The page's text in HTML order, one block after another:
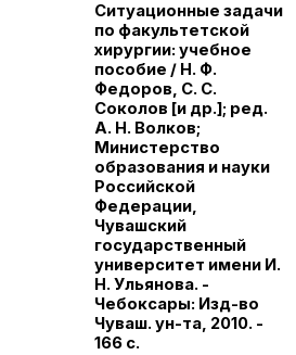
Ситуационные задачи
по факультетской
хирургии: учебное
пособие / Н. Ф.
Федоров, С. С.
Соколов [и др.]; ред.
А. Н. Волков;
Министерство
образования и науки
Российской
Федерации,
Чувашский
государственный
университет имени И.
Н. Ульянова. -
Чебоксары: Изд-во
Чуваш. ун-та, 2010. -
166 с.